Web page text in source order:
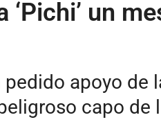
‘Pichi’ un
apoyo de
capo de